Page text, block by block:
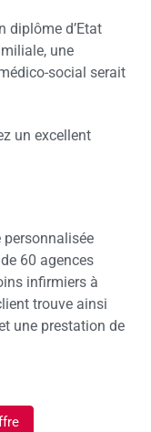
diplôme d’Etat
une
social serait
un excellent
60 agences
infirmiers à
trouve ainsi
une prestation de